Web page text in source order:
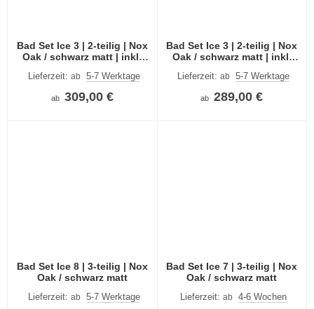
Bad Set Ice 3 | 2-teilig | Nox
Oak / schwarz matt | inkl.
Lieferzeit: ab 5-7 Werktage
ab 309,00 €
Bad Set Ice 3 | 2-teilig | Nox
Oak / schwarz matt | inkl.
Lieferzeit:ab 5-7 Werktage
ab 289,00 €
Bad Set Ice 8 | 3-teilig | Nox
Oak / schwarz matt
Lieferzeit: ab 5-7 Werktage
Bad Set Ice 7 | 3-teilig | Nox
Oak / schwarz matt
Lieferzeit:ab 4-6 Wochen